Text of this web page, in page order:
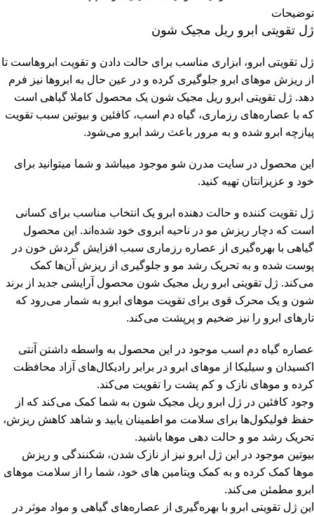
توضیحات
ژل تقویتی ابرو ریل مجیک شون
ژل تقویتی ابرو، ابزاری مناسب برای حالت دادن و تقویت ابروهاست تا
از ریزش موهای ابرو جلوگیری کرده و در عین حال به ابروها نیز فرم
دهد. ژل تقویتی ابرو ریل مجیک شون یک محصول کاملا گیاهی است
که با عصاره‌های رزماری، گیاه دم اسب، کافئین و بیوتین سبب تقویت
پیازچه ابرو شده و به مرور باعث رشد ابرو می‌شود.
این محصول در سایت مدرن شو موجود میباشد و شما میتوانید برای
خود و عزیزانتان تهیه کنید.
ژل تقویت‌ کننده و حالت‌ دهنده ابرو یک انتخاب مناسب برای کسانی
است که دچار ریزش مو در ناحیه ابروی خود شده‌اند. این محصول
گیاهی با بهره‌گیری از عصاره رزماری سبب افزایش گردش خون در
پوست شده و به تحریک رشد مو و جلوگیری از ریزش آن‌ها کمک
می‌کند. ژل تقویتی ابرو ریل مجیک شون محصول آرایشی جدید از برند
شون و یک محرک قوی برای تقویت موهای ابرو به شمار می‌رود که
تارهای ابرو را نیز ضخیم و پرپشت می‌کند.
عصاره گیاه دم اسب موجود در این محصول به واسطه داشتن آنتی
اکسیدان و سیلیکا از موهای ابرو در برابر رادیکال‌های آزاد محافظت
کرده و موهای نازک و کم پشت را تقویت می‌کند.
وجود کافئین در ژل ابرو ریل مجیک شون به شما کمک می‌کند که از
حفظ فولیکول‌ها برای سلامت مو اطمینان یابید و شاهد کاهش ریزش،
تحریک رشد مو و حالت دهی موها باشید.
بیوتین موجود در این ژل ابرو نیز از نازک شدن، شکنندگی و ریزش
موها کمک کرده و به کمک ویتامین های خود، شما را از سلامت موهای
ابرو مطمئن می‌کند.
این ژل تقویتی ابرو با بهره‌گیری از عصاره‌های گیاهی و مواد موثر در